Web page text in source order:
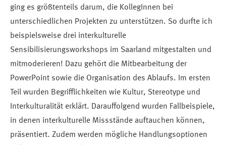
ging es größtenteils darum, die KollegInnen bei
unterschiedlichen Projekten zu unterstützen. So durfte ich
beispielsweise drei interkulturelle
Sensibilisierungsworkshops im Saarland mitgestalten und
mitmoderieren! Dazu gehört die Mitbearbeitung der
PowerPoint sowie die Organisation des Ablaufs. Im ersten
Teil wurden Begrifflichkeiten wie Kultur, Stereotype und
Interkulturalität erklärt. Darauffolgend wurden Fallbeispiele,
in denen interkulturelle Missstände auftauchen können,
präsentiert. Zudem werden mögliche Handlungsoptionen